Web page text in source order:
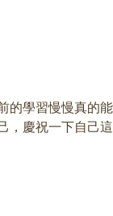
的學習慢慢真的
，慶祝一下自己這